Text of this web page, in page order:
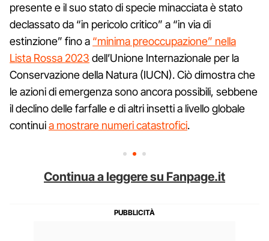
presente e il suo stato di specie minacciata è stato
declassato da “in pericolo critico” a “in via di
estinzione” fino a “minima preoccupazione” nella
Lista Rossa 2023 dell’Unione Internazionale per la
Conservazione della Natura (IUCN). Ciò dimostra che
le azioni di emergenza sono ancora possibili, sebbene
il declino delle farfalle e di altri insetti a livello globale
continuia mostrare numeri catastrofici.
Continua a leggere su Fanpage.it